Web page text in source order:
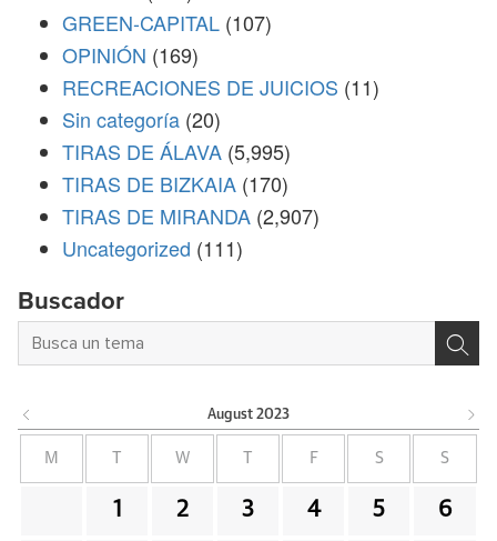
GREEN-CAPITAL (107)
OPINIÓN (169)
RECREACIONES DE JUICIOS (11)
Sin categoría (20)
TIRAS DE ÁLAVA (5,995)
TIRAS DE BIZKAIA (170)
TIRAS DE MIRANDA (2,907)
Uncategorized (111)
Buscador
August 2023
M W F S S
1 2 3 4 5 6